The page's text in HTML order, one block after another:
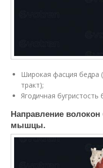
Широкая фасция бедра
тракт);
Ягодичная бугристость
Направление
мышцы.